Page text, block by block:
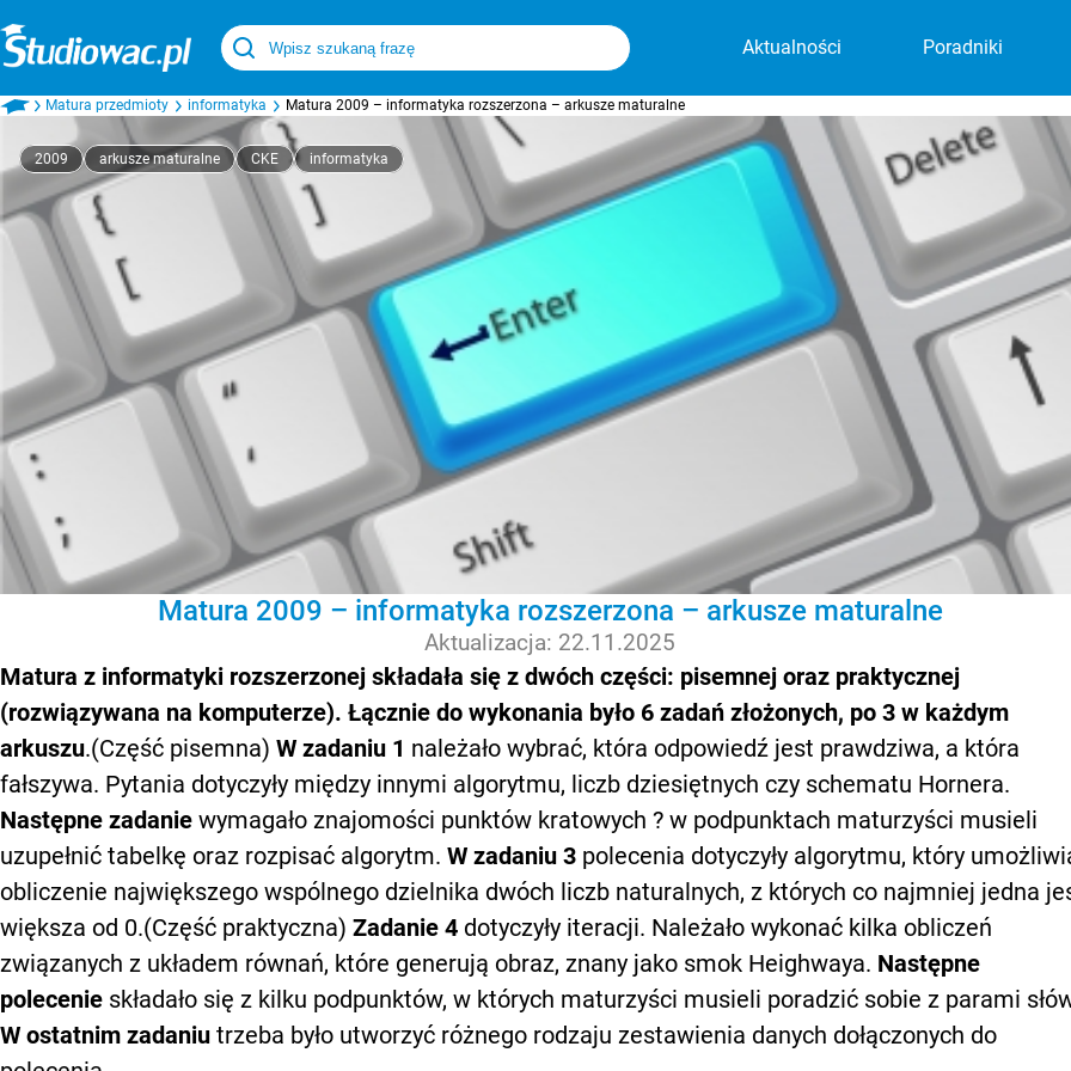
Aktualności Poradniki
Matura przedmioty informatyka Matura 2009 – informatyka rozszerzona – arkusze maturalne
2009 arkusze maturalne CKE informatyka
Matura 2009 – informatyka rozszerzona – arkusze maturalne
Aktualizacja: 22.11.2025
Matura z informatyki rozszerzonej składała się z dwóch części: pisemnej oraz praktycznej
(rozwiązywana na komputerze). Łącznie do wykonania było 6 zadań złożonych, po 3 w każdym
arkuszu.(Część pisemna) W zadaniu 1 należało wybrać, która odpowiedź jest prawdziwa, a która
fałszywa. Pytania dotyczyły między innymi algorytmu, liczb dziesiętnych czy schematu Hornera.
Następne zadanie wymagało znajomości punktów kratowych ? w podpunktach maturzyści musieli
uzupełnić tabelkę oraz rozpisać algorytm. W zadaniu 3 polecenia dotyczyły algorytmu, który
obliczenie największego wspólnego dzielnika dwóch liczb naturalnych, z których co najmniej jedna
większa od 0.(Część praktyczna) Zadanie 4 dotyczyły iteracji. Należało wykonać kilka obliczeń
związanych z układem równań, które generują obraz, znany jako smok Heighwaya. Następne
polecenie składało się z kilku podpunktów, w których maturzyści musieli poradzić sobie z parami
W ostatnim zadaniu trzeba było utworzyć różnego rodzaju zestawienia danych dołączonych do